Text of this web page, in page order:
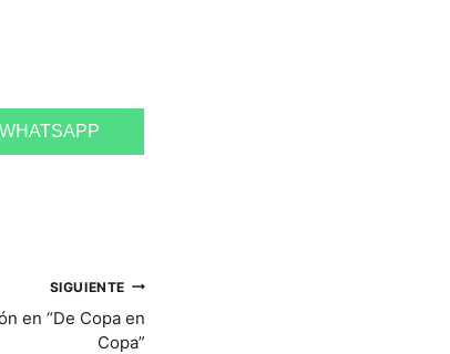
C
N
WHATSAPP
SIGUIENTE
en “De Copa en
Copa”